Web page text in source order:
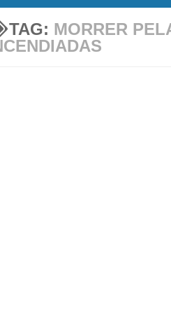
TAG: MORRER